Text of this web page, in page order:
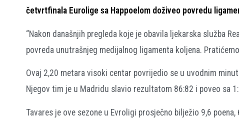
četvrtfinala Eurolige sa Happoelom doživeo povredu
“Nakon današnjih pregleda koje je obavila ljekarska služba
povreda unutrašnjeg medijalnog ligamenta koljena.
Ovaj 2,20 metara visoki centar povrijedio se u uvodnim
Njegov tim je u Madridu slavio rezultatom 86:82 i poveo sa
Tavares je ove sezone u Evroligi prosječno bilježio 9,6